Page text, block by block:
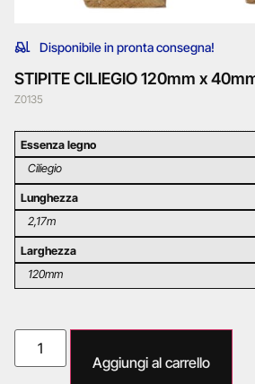
Disponibile in pronta consegna!
STIPITE CILIEGIO 120mm x
Z0135
Essenza legno
Ciliegio
Lunghezza
2,17m
Larghezza
120mm
Aggiungi al carrello